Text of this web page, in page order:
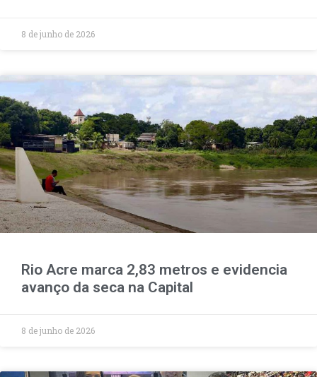
8 de junho de 2026
Rio Acre marca 2,83 metros e evidencia
avanço da seca na Capital
8 de junho de 2026